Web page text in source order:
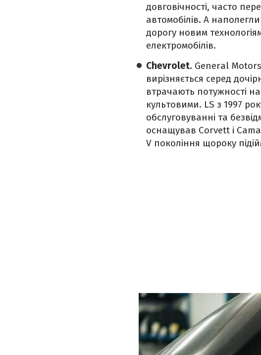
довговічності, часто
автомобілів. А
дорогу новим
електромобілів.
Chevrolet. General
вирізняється серед
втрачають потужності
культовими. LS з 1997
обслуговуванні та
оснащував Corvett і
V покоління щороку